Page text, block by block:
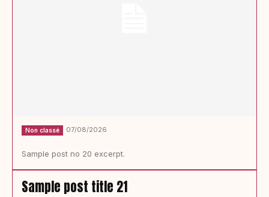
Non classé 07/08/2026
Sample post no 20 excerpt.
Sample post title 21